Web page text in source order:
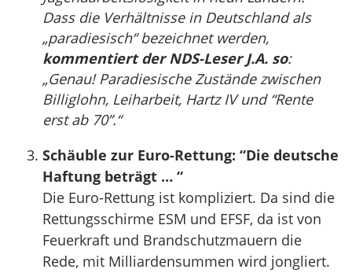
Dass die Verhältnisse in Deutschland als
„paradiesisch“ bezeichnet werden,
kommentiert der NDS-Leser J.A. so:
„Genau! Paradiesische Zustände zwischen
Billiglohn, Leiharbeit, Hartz IV und “Rente
erst ab 70”.“
Schäuble zur Euro-Rettung: “Die deutsche
Haftung beträgt … “
Die Euro-Rettung ist kompliziert. Da sind die
Rettungsschirme ESM und EFSF, da ist von
Feuerkraft und Brandschutzmauern die
Rede, mit Milliardensummen wird jongliert.